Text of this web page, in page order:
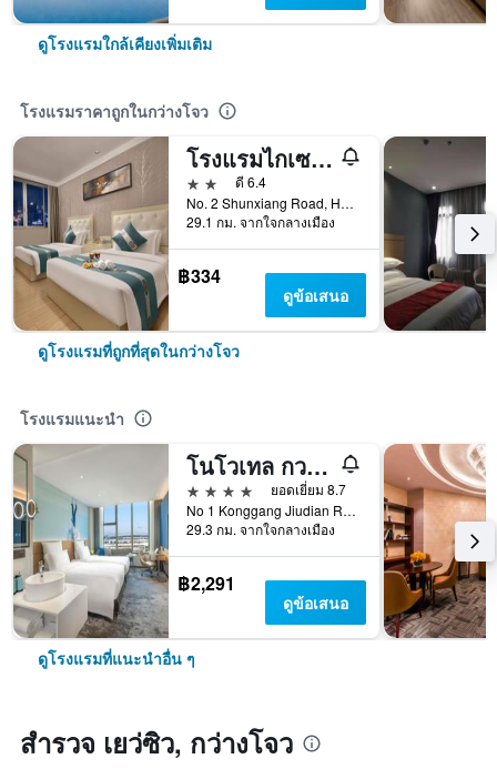
ดูโรงแรมใกล้เคียงเพิ่มเติม
โรงแรมราคาถูกในกว่างโจว
โรงแรมไกเซอร์ดอม สาขาสนามบิน
2 ดาว
ดี 6.4
No. 2 Shunxiang Road, Huadu District, กว่างโจว, จีน
29.1 กม. จากใจกลางเมือง
฿334
ดูข้อเสนอ
ดูโรงแรมที่ถูกที่สุดในกว่างโจว
โรงแรมแนะนำ
โนโวเทล กวางโจว บัยยุน แอร์พอร์ต
4 ดาว
ยอดเยี่ยม 8.7
No 1 Konggang Jiudian Road, กว่างโจว, จีน
29.3 กม. จากใจกลางเมือง
฿2,291
ดูข้อเสนอ
ดูโรงแรมที่แนะนำอื่น ๆ
สำรวจ เยว่ซิว, กว่างโจว